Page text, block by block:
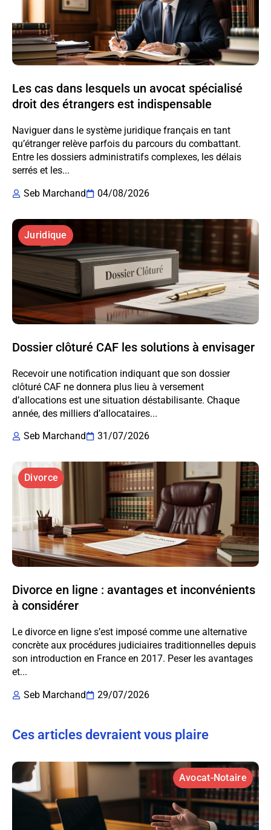
Les cas dans lesquels un avocat spécialisé
droit des étrangers est indispensable
Naviguer dans le système juridique français en tant
qu’étranger relève parfois du parcours du combattant.
Entre les dossiers administratifs complexes, les délais
serrés et les...
Seb Marchand
04/08/2026
Juridique
Dossier clôturé CAF les solutions à envisager
Recevoir une notification indiquant que son dossier
clôturé CAF ne donnera plus lieu à versement
d’allocations est une situation déstabilisante. Chaque
année, des milliers d’allocataires...
Seb Marchand
31/07/2026
Divorce
Divorce en ligne : avantages et inconvénients
à considérer
Le divorce en ligne s’est imposé comme une alternative
concrète aux procédures judiciaires traditionnelles depuis
son introduction en France en 2017. Peser les avantages
et...
Seb Marchand
29/07/2026
Ces articles devraient vous plaire
Avocat-Notaire